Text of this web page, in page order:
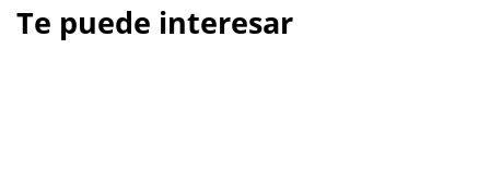
Te puede interesar